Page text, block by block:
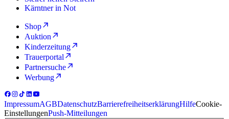
Kärntner in Not
Shop
Auktion
Kinderzeitung
Trauerportal
Partnersuche
Werbung
ImpressumAGBDatenschutzBarrierefreiheitserklärungHilfeCookie-
EinstellungenPush-Mitteilungen